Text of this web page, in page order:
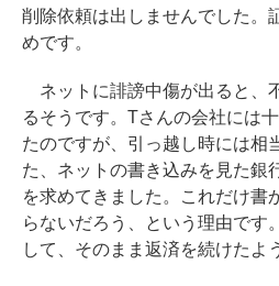
削除依頼は出しませんでした。
めです。
ネットに誹謗中傷が出ると、
るそうです。Tさんの会社には
たのですが、引っ越し時には相
た、ネットの書き込みを見た銀
を求めてきました。これだけ書
らないだろう、という理由です
して、そのまま返済を続けたよ